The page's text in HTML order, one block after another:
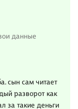
данные
сын сам читает
разворот как
за такие деньги